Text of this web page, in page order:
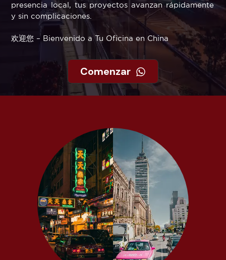
presencia local, tus proyectos avanzan rápidamente
y sin complicaciones.
欢迎您 – Bienvenido a Tu Oficina en China
Comenzar